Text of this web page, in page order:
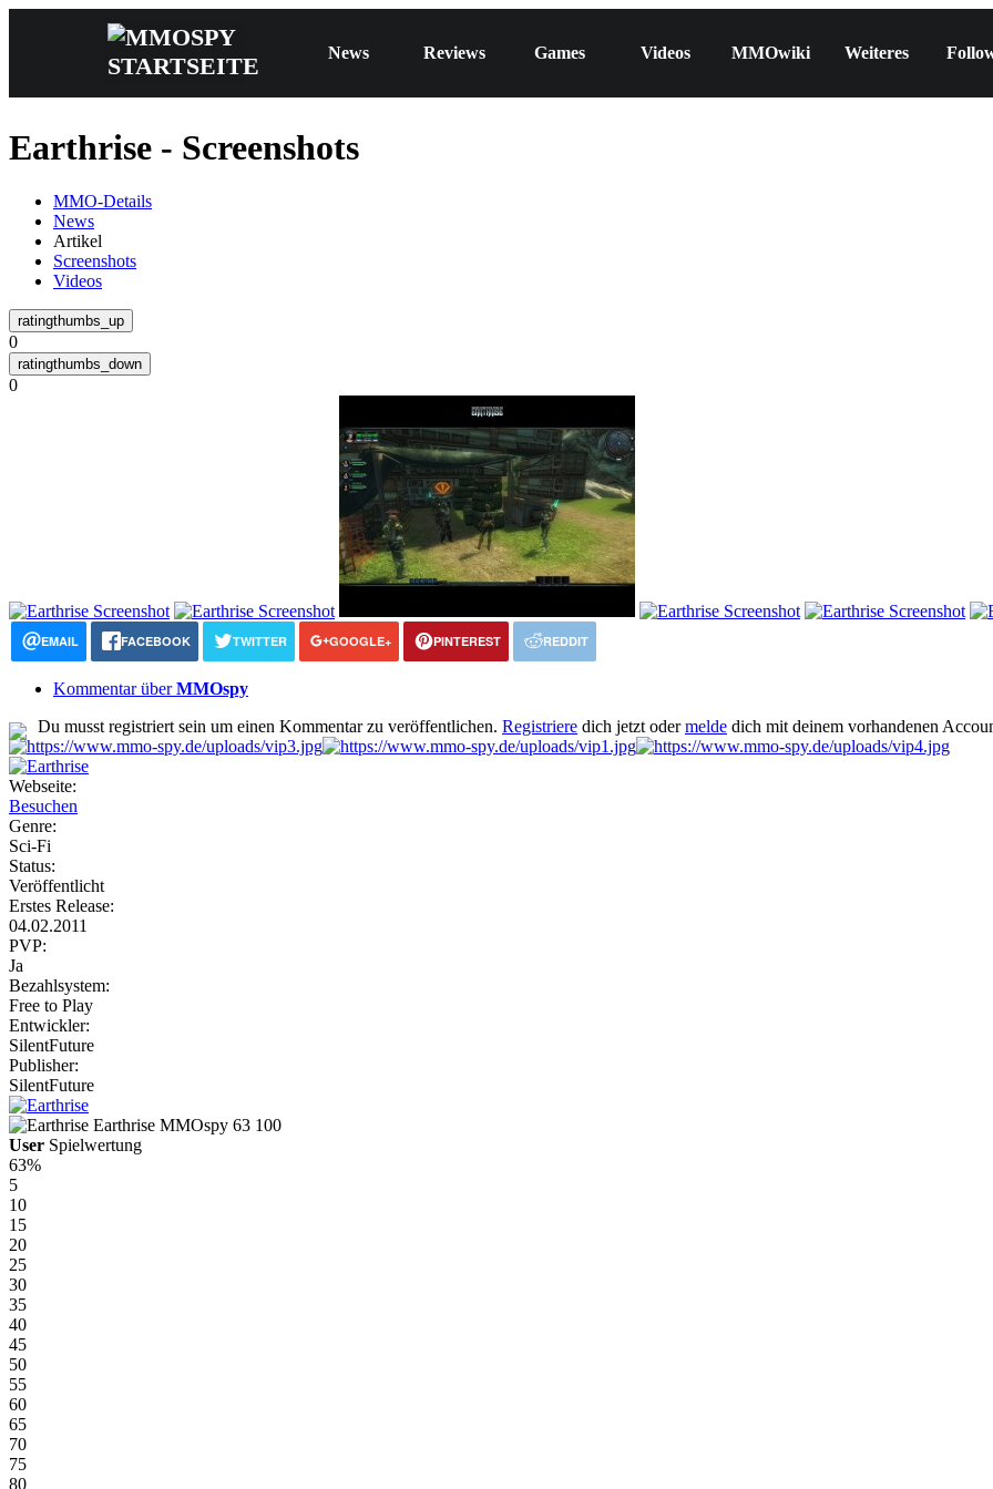
News Reviews Games Videos MMOwiki Weiteres
Earthrise - Screenshots
MMO-Details
News
Artikel
Screenshots
Videos
0
0
EMAIL FACEBOOK TWITTER GOOGLE+ PINTEREST REDDIT
Kommentar überMMOspy
Du musst registriert sein um einen Kommentar zu veröffentlichen. Registriere dich jetzt odermelde dich mit deinem vorhandenen
Webseite:
Besuchen
Genre:
Sci-Fi
Status:
Veröffentlicht
Erstes Release:
04.02.2011
PVP:
Ja
Bezahlsystem:
Free to Play
Entwickler:
SilentFuture
Publisher:
SilentFuture
Earthrise MMOspy 63 100
User Spielwertung
63%
5
10
15
20
25
30
35
40
45
50
55
60
65
70
75
80